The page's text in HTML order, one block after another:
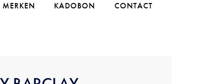
MERKEN KADOBON CONTACT